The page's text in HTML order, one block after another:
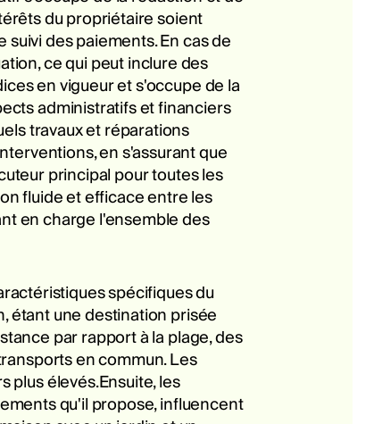
du propriétaire soient
des paiements. En cas de
ce qui peut inclure des
en vigueur et s'occupe de la
administratifs et financiers
travaux et réparations
en s'assurant que
principal pour toutes les
fluide et efficace entre les
en charge l'ensemble des
spécifiques du
étant une destination prisée
par rapport à la plage, des
en commun. Les
élevés.Ensuite, les
qu'il propose, influencent